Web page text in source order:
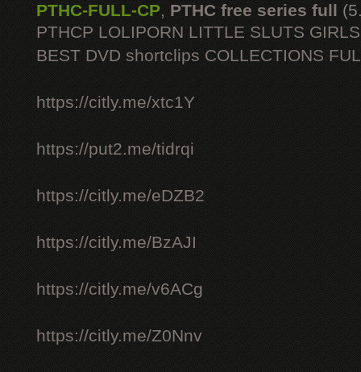
PTHC-FULL-CP, PTHC free series full
PTHCP LOLIPORN LITTLE SLUTS
BEST DVD shortclips COLLECTIONS
https://citly.me/xtc1Y
https://put2.me/tidrqi
https://citly.me/eDZB2
https://citly.me/BzAJI
https://citly.me/v6ACg
https://citly.me/Z0Nnv